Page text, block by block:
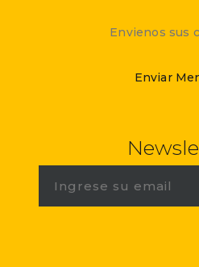
Envienos sus
Enviar